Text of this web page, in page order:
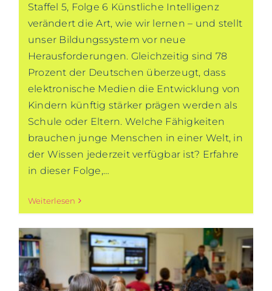
Staffel 5, Folge 6 Künstliche Intelligenz
verändert die Art, wie wir lernen – und stellt
unser Bildungssystem vor neue
Herausforderungen. Gleichzeitig sind 78
Prozent der Deutschen überzeugt, dass
elektronische Medien die Entwicklung von
Kindern künftig stärker prägen werden als
Schule oder Eltern. Welche Fähigkeiten
brauchen junge Menschen in einer Welt, in
der Wissen jederzeit verfügbar ist? Erfahre
in dieser Folge,…
Weiterlesen